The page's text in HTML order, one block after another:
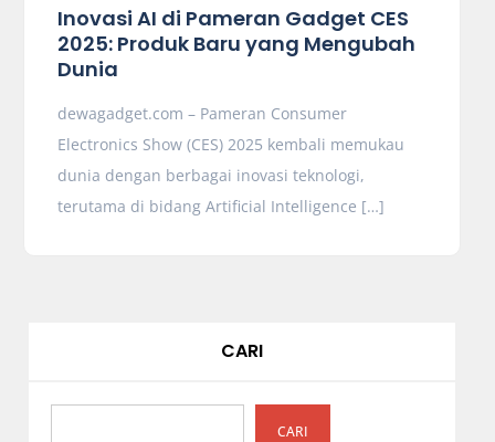
Inovasi AI di Pameran Gadget CES
2025: Produk Baru yang Mengubah
Dunia
dewagadget.com – Pameran Consumer
Electronics Show (CES) 2025 kembali memukau
dunia dengan berbagai inovasi teknologi,
terutama di bidang Artificial Intelligence […]
CARI
CARI